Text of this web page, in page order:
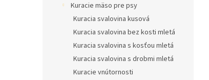
Kuracie mäso pre psy
Kuracia svalovina kusová
Kuracia svalovina bez kosti mletá
Kuracia svalovina s kosťou mletá
Kuracia svalovina s drobmi mletá
Kuracie vnútornosti